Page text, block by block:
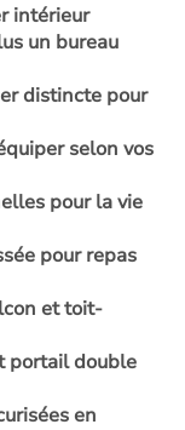
intérieur
un bureau
distincte pour
selon vos
pour la vie
pour repas
et toit-
portail double
en